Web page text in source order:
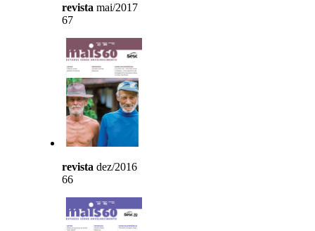
revista mai/2017
67
revista dez/2016
66